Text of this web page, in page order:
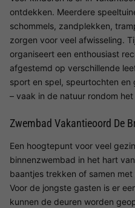
ontdekken. Meerdere
schommels, zandplekken,
zorgen voor veel afwisseling.
organiseert een enthousiast
afgestemd op verschillende
sport en spel, speurtochten
– vaak in de natuur rondom
Zwembad Vakantieoord De
Een hoogtepunt voor veel
binnenzwembad in het hart
baantjes trekken of samen
Voor de jongste gasten is er
kunnen de deuren worden